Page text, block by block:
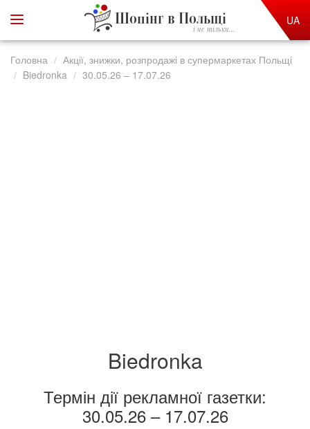
Шопінг в Польщі
і не тільки...
UA
Головна
Акції, знижки, розпродажі в супермаркетах Польщі
Biedronka
30.05.26 – 17.07.26
Biedronka
Термін дії рекламної газетки:
30.05.26 – 17.07.26